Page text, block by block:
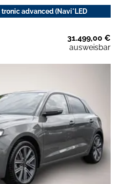
advanced (Navi*LED
31.499,00 €
ausweisbar